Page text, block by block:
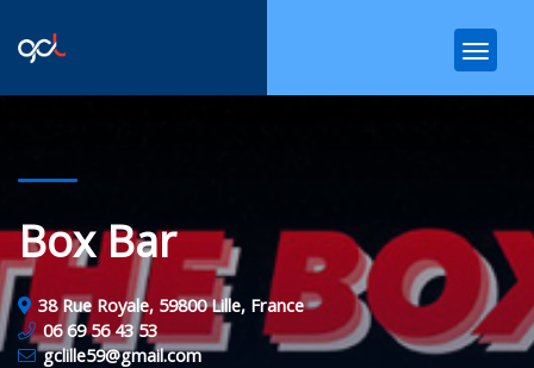
Box Bar
38 Rue Royale, 59800 Lille, France
06 69 56 43 53
gclille59@gmail.com